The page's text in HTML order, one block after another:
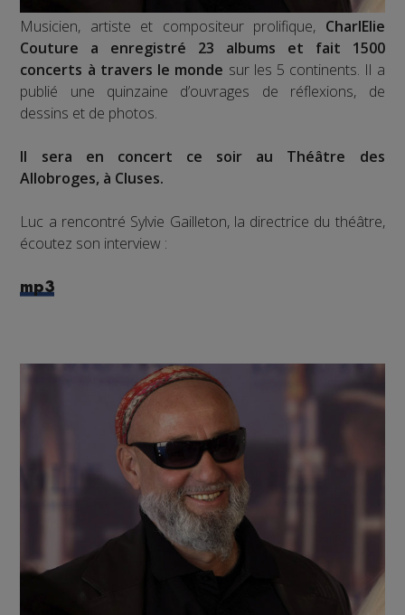
Musicien, artiste et compositeur prolifique, CharlElie
Couture a enregistré 23 albums et fait 1500
concerts à travers le monde sur les 5 continents. Il a
publié une quinzaine d’ouvrages de réflexions, de
dessins et de photos.
Il sera en concert ce soir au Théâtre des
Allobroges, à Cluses.
Luc a rencontré Sylvie Gailleton, la directrice du théâtre,
écoutez son interview :
mp3